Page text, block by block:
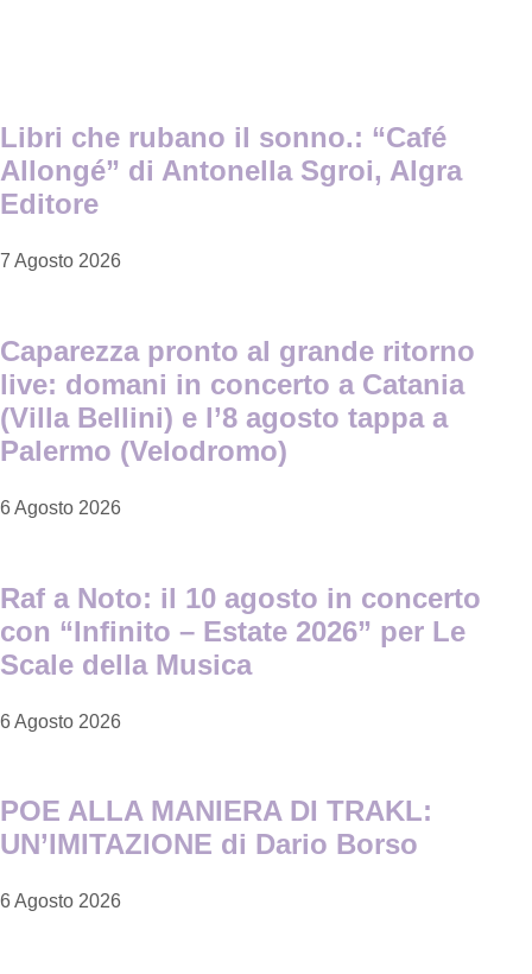
Libri che rubano il sonno.: “Café
Allongé” di Antonella Sgroi, Algra
Editore
7 Agosto 2026
Caparezza pronto al grande ritorno
live: domani in concerto a Catania
(Villa Bellini) e l’8 agosto tappa a
Palermo (Velodromo)
6 Agosto 2026
Raf a Noto: il 10 agosto in concerto
con “Infinito – Estate 2026” per Le
Scale della Musica
6 Agosto 2026
POE ALLA MANIERA DI TRAKL:
UN’IMITAZIONE di Dario Borso
6 Agosto 2026